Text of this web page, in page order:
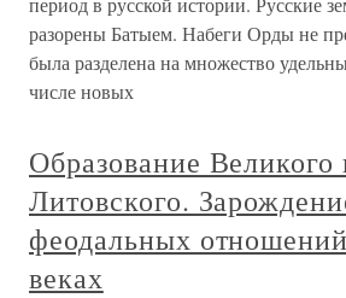
разорены Батыем. Набеги Орды не
была разделена на множество
числе новых
Образование Великого
Литовского.
феодальных
веках